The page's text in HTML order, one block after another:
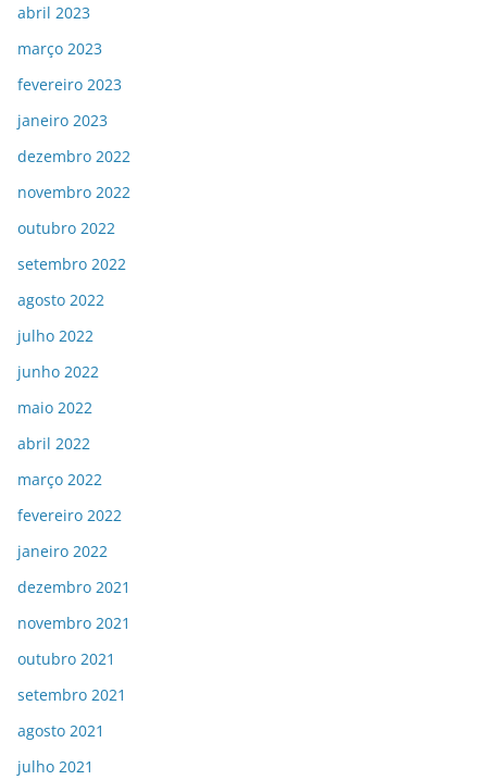
abril 2023
março 2023
fevereiro 2023
janeiro 2023
dezembro 2022
novembro 2022
outubro 2022
setembro 2022
agosto 2022
julho 2022
junho 2022
maio 2022
abril 2022
março 2022
fevereiro 2022
janeiro 2022
dezembro 2021
novembro 2021
outubro 2021
setembro 2021
agosto 2021
julho 2021